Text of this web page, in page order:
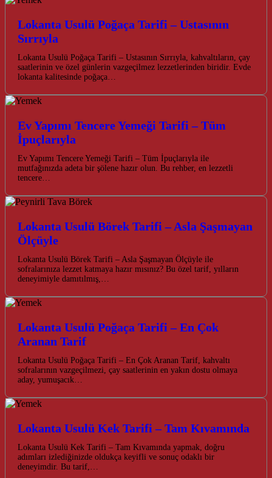
Lokanta Usulü Poğaça Tarifi – Ustasının
Sırrıyla
Lokanta Usulü Poğaça Tarifi – Ustasının Sırrıyla, kahvaltıların, çay
saatlerinin ve özel günlerin vazgeçilmez lezzetlerinden biridir. Evde
lokanta kalitesinde poğaça…
Ev Yapımı Tencere Yemeği Tarifi – Tüm
İpuçlarıyla
Ev Yapımı Tencere Yemeği Tarifi – Tüm İpuçlarıyla ile
mutfağınızda adeta bir şölene hazır olun. Bu rehber, en lezzetli
tencere…
Lokanta Usulü Börek Tarifi – Asla Şaşmayan
Ölçüyle
Lokanta Usulü Börek Tarifi – Asla Şaşmayan Ölçüyle ile
sofralarınıza lezzet katmaya hazır mısınız? Bu özel tarif, yılların
deneyimiyle damıtılmış,…
Lokanta Usulü Poğaça Tarifi – En Çok
Aranan Tarif
Lokanta Usulü Poğaça Tarifi – En Çok Aranan Tarif, kahvaltı
sofralarının vazgeçilmezi, çay saatlerinin en yakın dostu olmaya
aday, yumuşacık…
Lokanta Usulü Kek Tarifi – Tam Kıvamında
Lokanta Usulü Kek Tarifi – Tam Kıvamında yapmak, doğru
adımları izlediğinizde oldukça keyifli ve sonuç odaklı bir
deneyimdir. Bu tarif,…